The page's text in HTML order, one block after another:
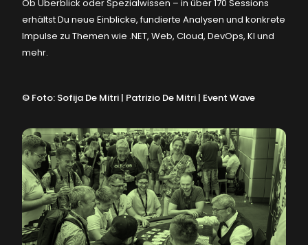
Ob Überblick oder Spezialwissen – in über 170 Sessions
erhältst Du neue Einblicke, fundierte Analysen und konkrete
Impulse zu Themen wie .NET, Web, Cloud, DevOps, KI und
mehr.
© Foto: Sofija De Mitri | Patrizio De Mitri | Event Wave